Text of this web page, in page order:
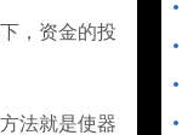
，资金的投
法就是使器